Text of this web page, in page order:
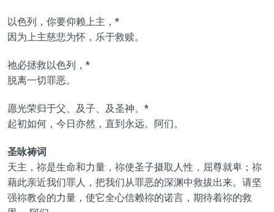
以色列，你要仰赖上主，*
因为上主慈悲为怀，乐于救赎。
祂必拯救以色列，*
脱离一切罪恶。
愿光荣归于父、及子、及圣神。*
起初如何，今日亦然，直到永远。阿们。
圣咏祷词
天主，祢是生命和力量，祢使圣子摄取人性，屈尊就卑；祢
藉此亲近我们罪人，把我们从罪恶的深渊中救拔出来。请坚
强祢教会的力量，使它全心信赖祢的诺言，期待着祢的救